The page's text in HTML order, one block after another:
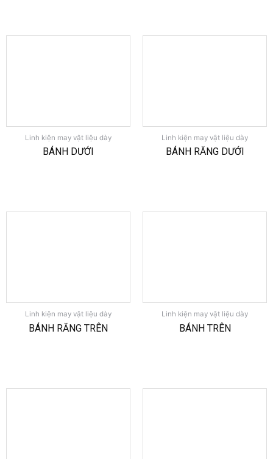
Linh kiện may vật liệu dày
BÁNH DƯỚI
Linh kiện may vật liệu dày
BÁNH RĂNG DƯỚI
Linh kiện may vật liệu dày
BÁNH RĂNG TRÊN
Linh kiện may vật liệu dày
BÁNH TRÊN